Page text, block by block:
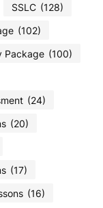
SSLC (128)
(102)
Package (100)
(24)
(20)
(17)
(16)